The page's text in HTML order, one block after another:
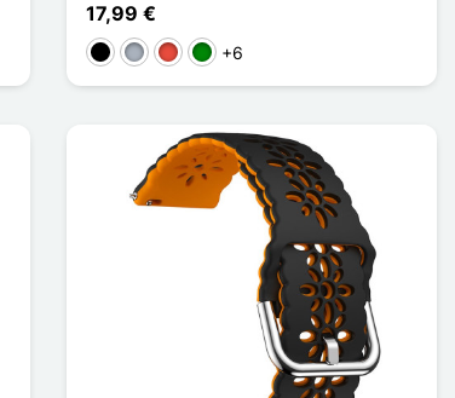
17,99 €
NegroGris RojoVerde
+6